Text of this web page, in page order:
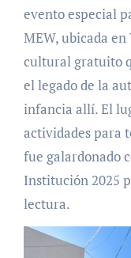
evento especial
MEW, ubicada
cultural gratuito
el legado de la
infancia allí. El
actividades para
fue galardonado
Institución 2025
lectura.